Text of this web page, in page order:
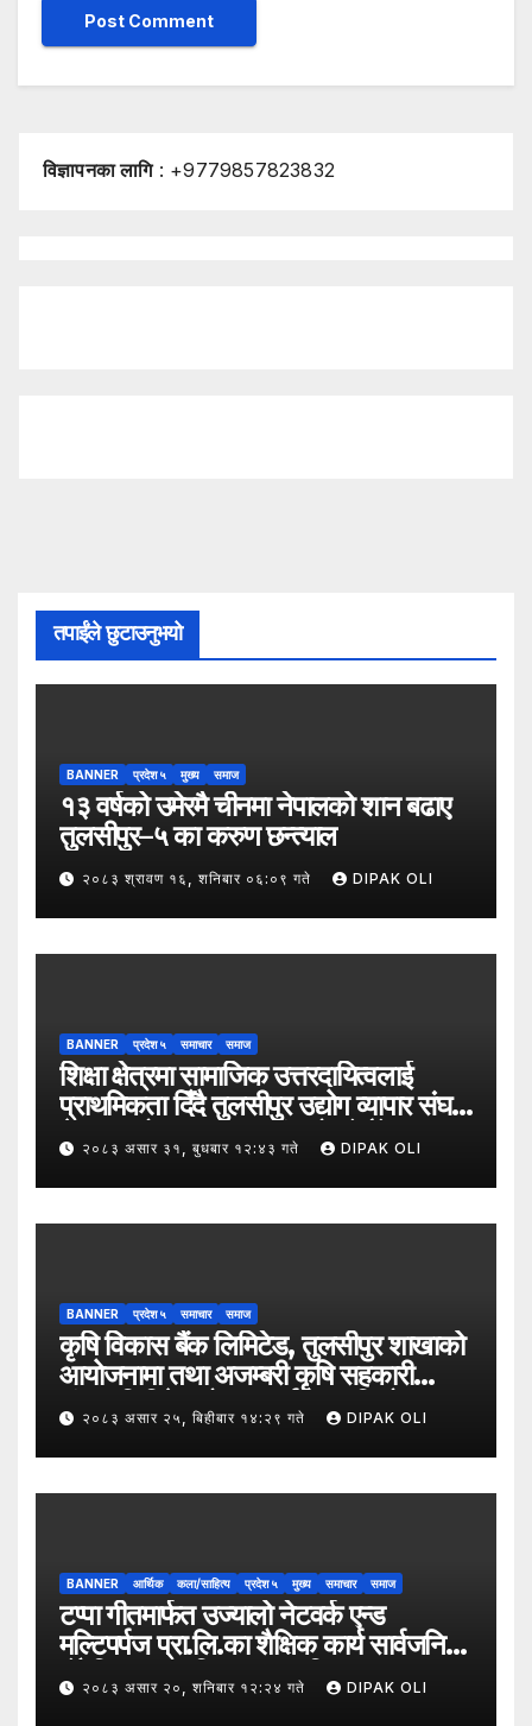
विज्ञापनका लागि: +9779857823832
तपाईंले छुटाउनुभयो
BANNER प्रदेश ५ मुख्य समाज
१३ वर्षको उमेरमै चीनमा नेपालको शान बढाए
तुलसीपुर–५ का करुण छन्त्याल
२०८३ श्रावण १६, शनिबार ०६:०९ गते DIPAK OLI
BANNER प्रदेश ५ समाचार समाज
शिक्षा क्षेत्रमा सामाजिक उत्तरदायित्वलाई
प्राथमिकता दिँदै तुलसीपुर उद्योग व्यापार संघले
नेपाल उद्योग व्यापार महासंघको पाँचौँ स्थापना
दिवसको अवसर पारेर तुलसीपुर
उपमहानगरपालिका–५, गैरापातु स्थित श्री
जनश्रमिक आ बि विद्यालयका विद्यार्थीहरूलाई
२०८३ असार ३१, बुधबार १२:४३ गते DIPAK OLI
BANNER प्रदेश ५ समाचार समाज
कृषि विकास बैंक लिमिटेड, तुलसीपुर शाखाको
आयोजनामा तथा अजम्बरी कृषि सहकारी
संस्था लिमिटेडको सहकार्यमा “कृषिको
समावेशी रूपान्तरणका लागि मूल्य शृङ्खला
(VITA) कार्यक्रम अन्तर्गत तरकारी उत्पादक
किसान र व्यापारीबीच व्यवसाय विस्तार सम्बन्धी
२०८३ असार २५, बिहीबार १४:२९ गते DIPAK OLI
BANNER आर्थिक कला/साहित्य प्रदेश ५ मुख्य समाचार समाज
टप्पा गीतमार्फत उज्यालो नेटवर्क एन्ड
मल्टिपर्पज प्रा.लि.का शैक्षिक कार्य सार्वजनिक
हुँदै शिक्षा, सामाजिक उत्तरदायित्व र
सकारात्मक सन्देशलाई
२०८३ असार २०, शनिबार १२:२४ गते DIPAK OLI